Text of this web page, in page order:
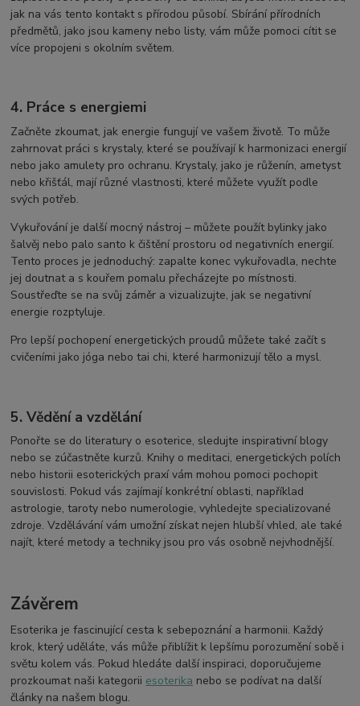
jak na vás tento kontakt s přírodou působí. Sbírání přírodních
předmětů, jako jsou kameny nebo listy, vám může pomoci cítit se
více propojeni s okolním světem.
4. Práce s energiemi
Začněte zkoumat, jak energie fungují ve vašem životě. To může
zahrnovat práci s krystaly, které se používají k harmonizaci energií
nebo jako amulety pro ochranu. Krystaly, jako je růženín, ametyst
nebo křišťál, mají různé vlastnosti, které můžete využít podle
svých potřeb.
Vykuřování je další mocný nástroj – můžete použít bylinky jako
šalvěj nebo palo santo k čištění prostoru od negativních energií.
Tento proces je jednoduchý: zapalte konec vykuřovadla, nechte
jej doutnat a s kouřem pomalu přecházejte po místnosti.
Soustřeďte se na svůj záměr a vizualizujte, jak se negativní
energie rozptyluje.
Pro lepší pochopení energetických proudů můžete také začít s
cvičeními jako jóga nebo tai chi, které harmonizují tělo a mysl.
5. Vědění a vzdělání
Ponořte se do literatury o esoterice, sledujte inspirativní blogy
nebo se zúčastněte kurzů. Knihy o meditaci, energetických polích
nebo historii esoterických praxí vám mohou pomoci pochopit
souvislosti. Pokud vás zajímají konkrétní oblasti, například
astrologie, taroty nebo numerologie, vyhledejte specializované
zdroje. Vzdělávání vám umožní získat nejen hlubší vhled, ale také
najít, které metody a techniky jsou pro vás osobně nejvhodnější.
Závěrem
Esoterika je fascinující cesta k sebepoznání a harmonii. Každý
krok, který uděláte, vás může přiblížit k lepšímu porozumění sobě i
světu kolem vás. Pokud hledáte další inspiraci, doporučujeme
prozkoumat naši kategorii esoterika nebo se podívat na další
články na našem blogu.